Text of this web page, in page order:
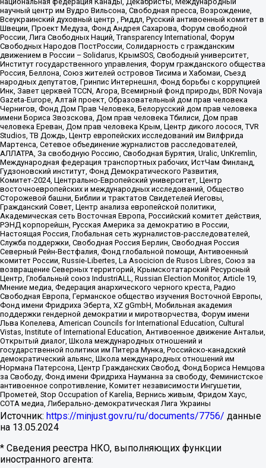
научный центр им Вудро Вильсона, Свободная пресса, Возрождение,
Всеукраинский духовный центр , Риддл, Русский антивоенный комитет в
Швеции, Проект Медуза, Фонд Андрея Сахарова, Форум свободной
России, Лига Свободных Наций, Transparеncy International, Форум
Свободных Народов ПостРоссии, Солидарность с гражданским
движением в России – Solidarus, КрымSOS, Свободный университет,
Институт государственного управления, Форум гражданского общества
Россия, Беллона, Союз жителей островов Тисима и Хабомаи, Съезд
народных депутатов, Гринпис Интернешнл, Фонд борьбы с коррупцией
Инк, Завет церквей TCCN, Агора, Всемирный фонд природы, BDR Novaja
Gazeta-Europe, Алтай проект, Образовательный дом прав человека
Чернигов, Фонд Дом Прав Человека, Белорусский дом прав человека
имени Бориса Звозскова, Дом прав человека Тбилиси, Дом прав
человека Ереван, Дом прав человека Крым, Центр дикого лосося, TVR
Studios, ТВ Дождь, Центр европейских исследований им Вилфрида
Мартенса, Сетевое объединение журналистов расследователей,
АЛЛАТРА, За свободную Россию, Свободная Бурятия, Uralic, UnKremlin,
Международная федерация транспортных рабочих, ИстЧам Финланд,
Гудзоновский институт, Фонд Демократического Развития,
Комитет-2024, Центрально-Европейский университет, Центр
восточноевропейских и международных исследований, Общество
Сторожевой башни, Библии и трактатов Свидетелей Иеговы,
Гражданский Совет, Центр анализа европейской политики,
Академическая сеть Восточная Европа, Российский комитет действия,
РЭНД корпорейшн, Русская Америка за демократию в России,
Настоящая Россия, Глобальная сеть журналистов-расследователей,
Служба поддержки, Свободная Россия Берлин, Свободная Россия
Северный Рейн-Вестфалия, Фонд глобальной помощи, Антивоенный
комитет России, Russie-Libertes, La Asocicion de Rusos Libres, Союз за
возвращение Северных территорий, Крымскотатарский Ресурсный
Центр, Глобальный союз IndustriALL, Russian Election Monitor, Article 19,
Мнение медиа, Федерация анархического черного креста, Радио
Свободная Европа, Германское общество изучения Восточной Европы,
Фонд имени Фридриха Эберта, XZ gGmbH, Мобильная академия
поддержки гендерной демократии и миротворчества, Форум имени
Льва Копелева, American Councils for International Education, Cultural
Vistas, Institute of International Education, Антивоенное движение Антальи,
Открытый диалог, Школа международных отношений и
государственной политики им Питера Мунка, Российско-канадский
демократический альянс, Школа международных отношений им
Нормана Патерсона, Центр Гражданских Свобод, Фонд Бориса Немцова
за Свободу, Фонд имени Фридриха Науманна за свободу, Феминистское
антивоенное сопротивление, Комитет независимости Ингушетии,
Прометей, Stop Occupation of Karelia, Вернись живым, Фридом Хаус,
СОТА медиа, Либерально-демократическая Лига Украины
Источник: https://minjust.gov.ru/ru/documents/7756/ данные
на 13.05.2024
* Сведения реестра НКО, выполняющих функции
иностранного агента: